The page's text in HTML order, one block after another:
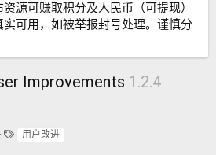
源可赚取积分及人民币（可提现）
实可用，如被举报封号处理。谨慎分
Improvements 1.2.4
标用户改进